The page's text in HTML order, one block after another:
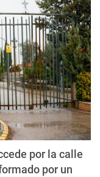
por la calle
por un